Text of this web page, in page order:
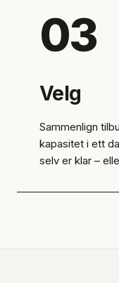
03
Velg
Sammenlign
kapasitet i ett
selv er klar –